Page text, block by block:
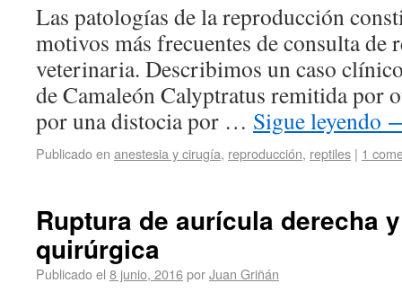
Las patologías de la reproducción
motivos más frecuentes de consulta de
veterinaria. Describimos un caso
de Camaleón Calyptratus remitida por
por una distocia por … Sigue leyendo
Publicado en anestesia y cirugía, reproducción, reptiles | 1
Ruptura de aurícula derecha
quirúrgica
Publicado el 8 junio, 2016porJuan Griñán